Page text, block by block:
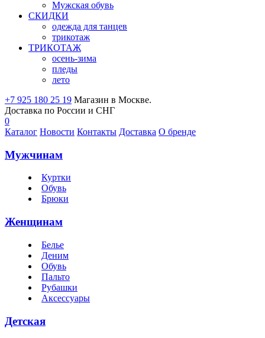
Мужская обувь
СКИДКИ
одежда для танцев
трикотаж
ТРИКОТАЖ
осень-зима
пледы
лето
+7 925 180 25 19 Магазин в Москве.
Доставка по России и СНГ
0
Каталог Новости Контакты Доставка О бренде
Мужчинам
Куртки
Обувь
Брюки
Женщинам
Белье
Деним
Обувь
Пальто
Рубашки
Аксессуары
Детская